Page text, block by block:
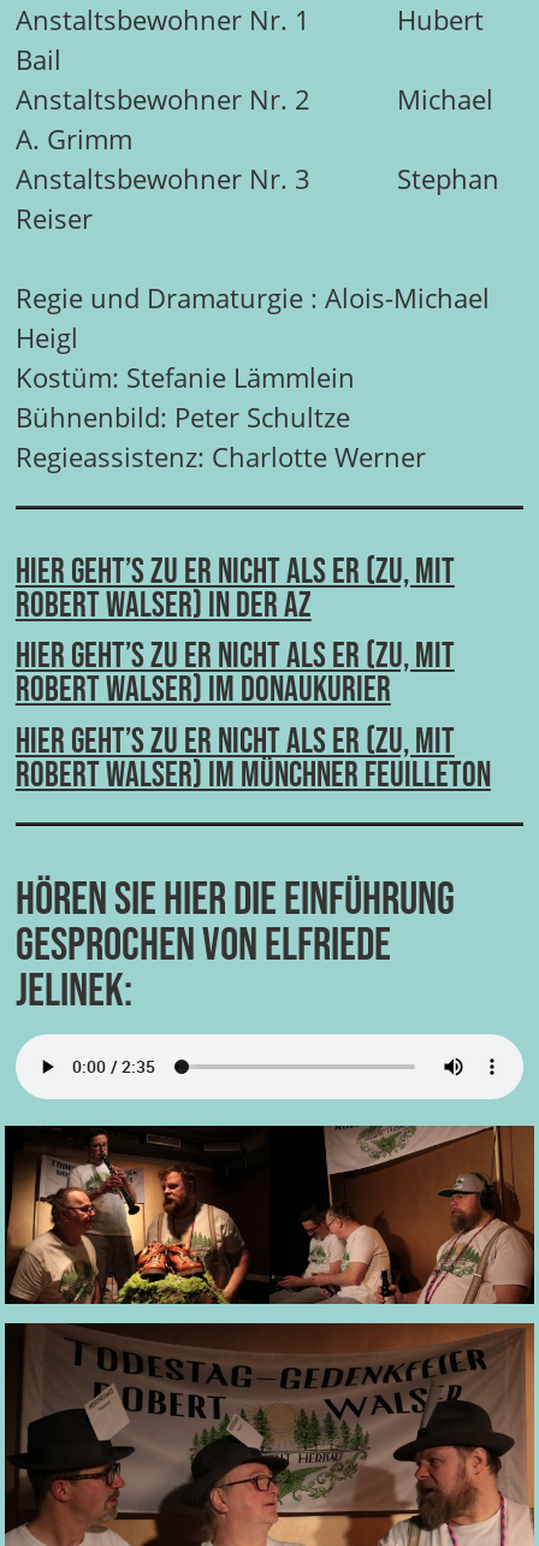
Anstaltsbewohner Nr. 1 Hubert
Bail
Anstaltsbewohner Nr. 2 Michael
A. Grimm
Anstaltsbewohner Nr. 3 Stephan
Reiser
Regie und Dramaturgie : Alois-Michael
Heigl
Kostüm: Stefanie Lämmlein
Bühnenbild: Peter Schultze
Regieassistenz: Charlotte Werner
Hier geht’s zu Er nicht als er (zu, mit
Robert Walser) in der AZ
Hier geht’s zu Er nicht als er (zu, mit
Robert Walser) im Donaukurier
Hier geht’s zu Er nicht als er (zu, mit
Robert Walser) im Münchner Feuilleton
Hören Sie hier die Einführung
gesprochen von Elfriede
Jelinek: